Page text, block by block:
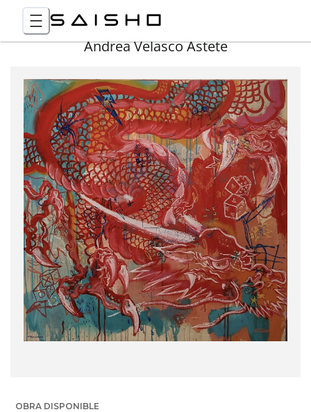
Andrea Velasco Astete
OBRA DISPONIBLE